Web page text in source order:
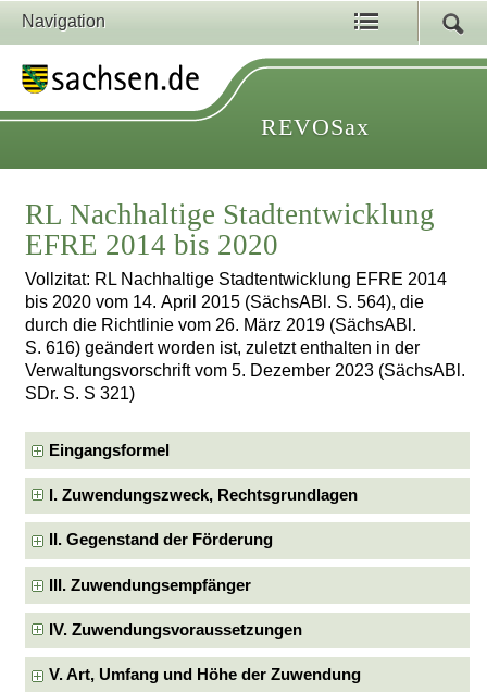
Navigation
REVOSax
RL Nachhaltige Stadtentwicklung
EFRE 2014 bis 2020
Vollzitat: RL Nachhaltige Stadtentwicklung EFRE 2014
bis 2020 vom 14. April 2015 (SächsABl. S. 564), die
durch die Richtlinie vom 26. März 2019 (SächsABl.
S. 616) geändert worden ist, zuletzt enthalten in der
Verwaltungsvorschrift vom 5. Dezember 2023 (SächsABl.
SDr. S. S 321)
Eingangsformel
I. Zuwendungszweck, Rechtsgrundlagen
II. Gegenstand der Förderung
III. Zuwendungsempfänger
IV. Zuwendungsvoraussetzungen
V. Art, Umfang und Höhe der Zuwendung